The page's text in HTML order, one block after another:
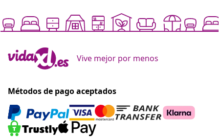
Vive mejor por menos
Métodos de pago aceptados